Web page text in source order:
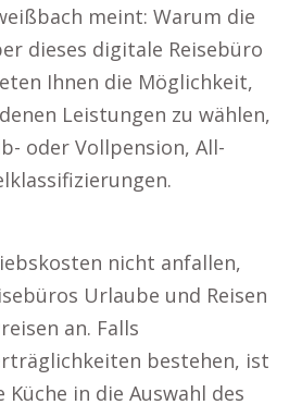
meint: Warum die
dieses digitale Reisebüro
Ihnen die Möglichkeit,
Leistungen zu wählen,
oder Vollpension, All-
nicht anfallen,
Urlaube und Reisen
an. Falls
bestehen, ist
in die Auswahl des